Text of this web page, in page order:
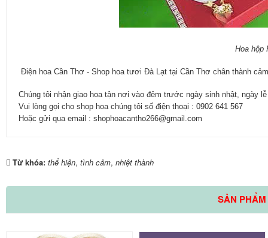
Hoa hộp
Điện hoa Cần Thơ - Shop hoa tươi Đà Lạt tại Cần Thơ chân thành
Chúng tôi nhận giao hoa tận nơi vào đêm trước ngày sinh nhật, ngày
Vui lòng gọi cho shop hoa chúng tôi số điện thoại : 0902 641 567
Hoặc gửi qua email : shophoacantho266@gmail.com
Từ khóa: thể hiện, tình cảm, nhiệt thành
SẢN